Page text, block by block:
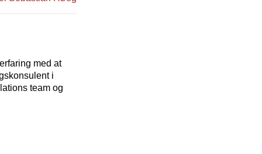
med at
i
team og